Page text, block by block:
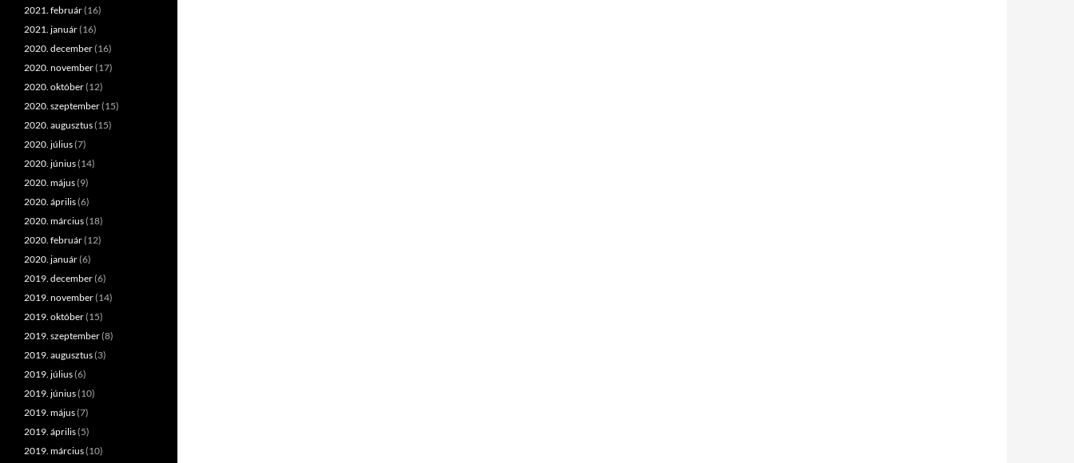
2021. február(16)
2021. január(16)
2020. december(16)
2020. november(17)
2020. október(12)
2020. szeptember(15)
2020. augusztus(15)
2020. július(7)
2020. június(14)
2020. május(9)
2020. április(6)
2020. március(18)
2020. február(12)
2020. január(6)
2019. december(6)
2019. november(14)
2019. október(15)
2019. szeptember(8)
2019. augusztus(3)
2019. július(6)
2019. június(10)
2019. május(7)
2019. április(5)
2019. március(10)